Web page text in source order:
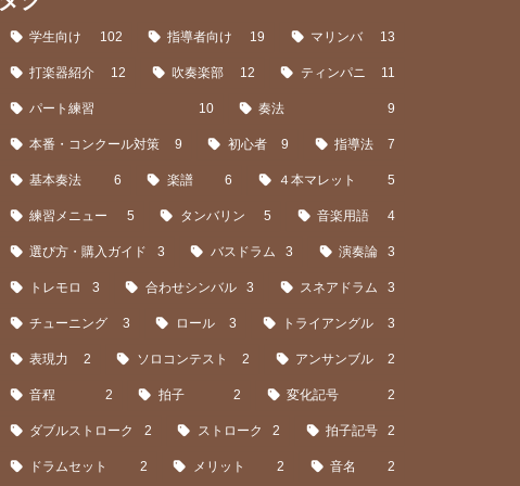
学生向け 102 指導者向け 19 マリンバ 13
打楽器紹介 12 吹奏楽部 12 ティンパニ 11
パート練習 10 奏法 9
本番・コンクール対策 9 初心者 9 指導法 7
基本奏法 6 楽譜 6 ４本マレット 5
練習メニュー 5 タンバリン 5 音楽用語 4
選び方・購入ガイド 3 バスドラム 3 演奏論 3
トレモロ 3 合わせシンバル 3 スネアドラム 3
チューニング 3 ロール 3 トライアングル 3
表現力 2 ソロコンテスト 2 アンサンブル 2
音程 2 拍子 2 変化記号 2
ダブルストローク 2 ストローク 2 拍子記号 2
ドラムセット 2 メリット 2 音名 2